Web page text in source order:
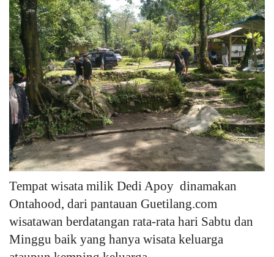
Tempat wisata milik Dedi Apoy dinamakan
Ontahood, dari pantauan Guetilang.com
wisatawan berdatangan rata-rata hari Sabtu dan
Minggu baik yang hanya wisata keluarga